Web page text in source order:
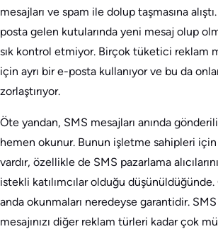
mesajları ve spam ile dolup taşmasına
posta gelen kutularında yeni mesaj olup
sık kontrol etmiyor. Birçok tüketici reklam
için ayrı bir e-posta kullanıyor ve bu da
zorlaştırıyor.
Öte yandan, SMS mesajları anında
hemen okunur. Bunun işletme sahipleri için
vardır, özellikle de SMS pazarlama
istekli katılımcılar olduğu
anda okunmaları neredeyse garantidir.
mesajınızı diğer reklam türleri kadar çok